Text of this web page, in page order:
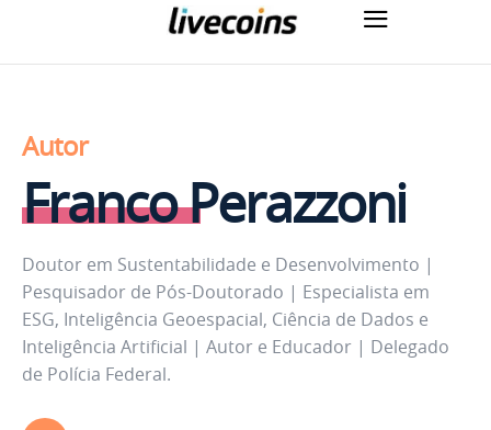
Autor
Franco Perazzoni
Doutor em Sustentabilidade e Desenvolvimento |
Pesquisador de Pós-Doutorado | Especialista em
ESG, Inteligência Geoespacial, Ciência de Dados e
Inteligência Artificial | Autor e Educador | Delegado
de Polícia Federal.